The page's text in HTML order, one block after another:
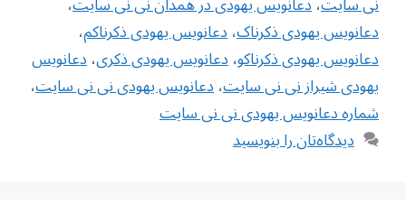
دعانویس یهودی ذکرناک،دعانویس یهودی ذکرناکم،
دعانویس یهودی ذکرناکو،دعانویس یهودی ذکری،دعانویس
یهودی شیراز نی نی سایت،دعانویس یهودی نی نی سایت،
شماره دعانویس یهودی نی نی سایت
دیدگاه‌تان را بنویسید